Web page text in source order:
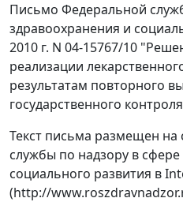
Письмо Федеральной
здравоохранения и
2010 г. N 04-15767/10
реализации
результатам повторного
государственного
Текст письма размещен на
службы по надзору в
социального развития в
(http://